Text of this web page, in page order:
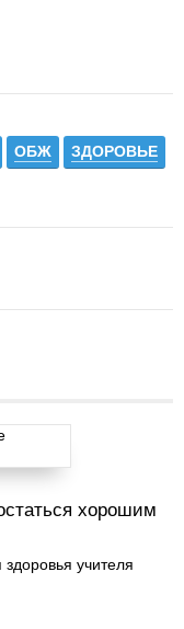
ОБЖ ЗДОРОВЬЕ
хорошим
учителя